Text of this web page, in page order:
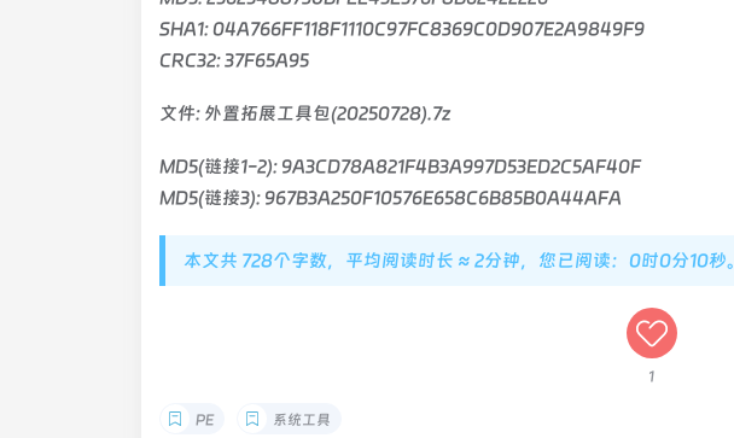
SHA1: 04A766FF118F1110C97FC8369C0D907E2A9849F9
CRC32: 37F65A95
文件: 外置拓展工具包(20250728).7z
MD5(链接1-2): 9A3CD78A821F4B3A997D53ED2C5AF40F
MD5(链接3): 967B3A250F10576E658C6B85B0A44AFA
本文共 728个字数，平均阅读时长 ≈ 2分钟，您已阅读：0时0分11秒。
1
PE 系统工具